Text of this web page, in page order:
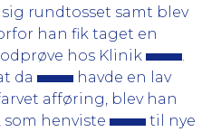
rundtosset samt blev
han fik taget en
hos Klinik
da
havde en lav
afføring, blev han
, som henviste
til nye